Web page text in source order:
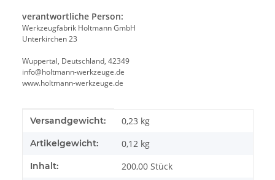
verantwortliche Person:
Werkzeugfabrik Holtmann GmbH
Unterkirchen 23
Wuppertal, Deutschland, 42349
info@holtmann-werkzeuge.de
www.holtmann-werkzeuge.de
Produkteigenschaft
Wert
Versandgewicht: 0,23 kg
Artikelgewicht: 0,12 kg
Inhalt: 200,00 Stück